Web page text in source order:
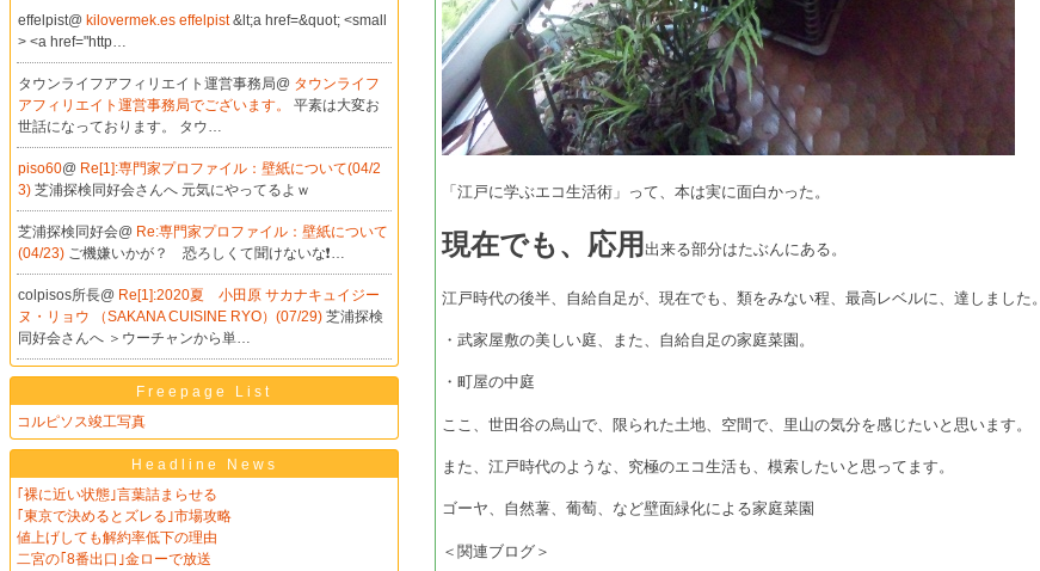
effelpist@ kilovermek.es effelpist&lt;a href=&quot; <small
> <a href="http…
タウンライフアフィリエイト運営事務局@ タウンライフ
アフィリエイト運営事務局でございます。 平素は大変お
世話になっております。 タウ…
piso60@ Re[1]:専門家プロファイル：壁紙について(04/2
3) 芝浦探検同好会さんへ 元気にやってるよｗ
芝浦探検同好会@ Re:専門家プロファイル：壁紙について
(04/23) ご機嫌いかが？ 恐ろしくて聞けないな❗…
colpisos所長@ Re[1]:2020夏 小田原 サカナキュイジー
ヌ・リョウ （SAKANA CUISINE RYO）(07/29) 芝浦探検
同好会さんへ ＞ウーチャンから単…
Freepage List
コルピソス竣工写真
Headline News
｢裸に近い状態｣言葉詰まらせる
｢東京で決めるとズレる｣市場攻略
値上げしても解約率低下の理由
二宮の｢8番出口｣金ローで放送
「江戸に学ぶエコ生活術」って、本は実に面白かった。
現在でも、応用出来る部分はたぶんにある。
江戸時代の後半、自給自足が、現在でも、類をみない程、最高レベルに、達しました。
・武家屋敷の美しい庭、また、自給自足の家庭菜園。
・町屋の中庭
ここ、世田谷の烏山で、限られた土地、空間で、里山の気分を感じたいと思います。
また、江戸時代のような、究極のエコ生活も、模索したいと思ってます。
ゴーヤ、自然薯、葡萄、など壁面緑化による家庭菜園
＜関連ブログ＞